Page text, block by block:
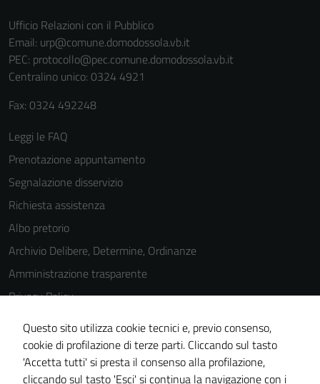
Ufficio Relazioni con il Pubblico
Email: urp@comune.domodossola.vb.it
PEC: protocollo@pec.comune.domodossola.vb.it
Centralino unico: 0324 4921
Fax: 0324 492248
Leggi le FAQ
Prenotazione appuntamento
Segnalazione disservizio
Richiesta assistenza
Albo pretorio
Archivio Delibere, Determine, Ordinanze
Amministrazione trasparente
Privacy Policy
Cookie Policy
Note legali
Dichiarazione di accessibilità
Questo sito utilizza cookie tecnici e, previo consenso,
cookie di profilazione di terze parti. Cliccando sul tasto
'Accetta tutti' si presta il consenso alla profilazione,
cliccando sul tasto 'Esci' si continua la navigazione con i